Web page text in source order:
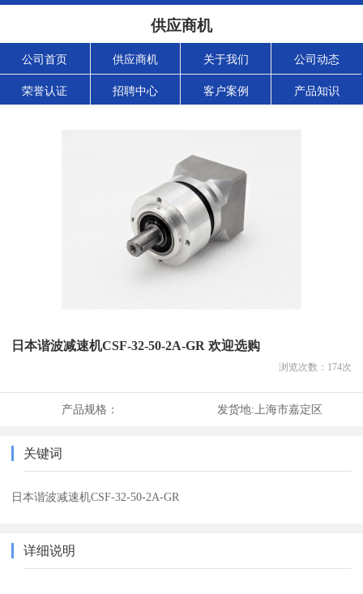
供应商机
公司首页 供应商机 关于我们 公司动态
荣誉认证 招聘中心 客户案例 产品知识
日本谐波减速机CSF-32-50-2A-GR 欢迎选购
浏览次数： 174次
产品规格： 发货地: 上海市嘉定区
关键词
日本谐波减速机CSF-32-50-2A-GR
详细说明